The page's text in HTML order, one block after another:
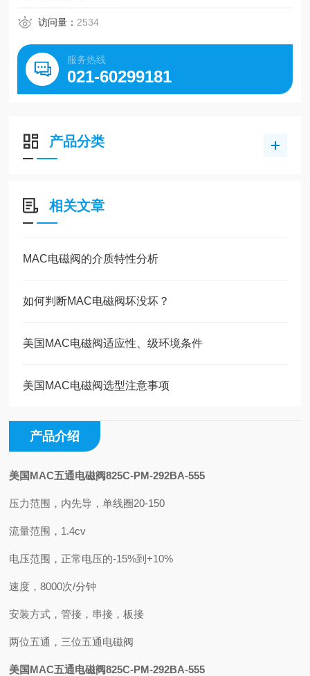
访问量： 2534
服务热线
021-60299181
产品分类
相关文章
MAC电磁阀的介质特性分析
如何判断MAC电磁阀坏没坏？
美国MAC电磁阀适应性、级环境条件
美国MAC电磁阀选型注意事项
产品介绍
美国MAC五通电磁阀825C-PM-292BA-555
压力范围，内先导，单线圈20-150
流量范围，1.4cv
电压范围，正常电压的-15%到+10%
速度，8000次/分钟
安装方式，管接，串接，板接
两位五通，三位五通电磁阀
美国MAC五通电磁阀825C-PM-292BA-555